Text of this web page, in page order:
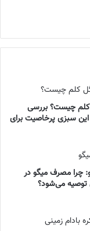
چیست؟ بررسی
این سبزی پرخاصیت برای
چرا مصرف میگو در
توصیه می‌شود؟